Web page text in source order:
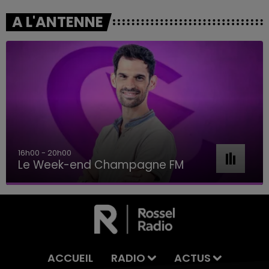
A L'ANTENNE
16h00 - 20h00
Le Week-end Champagne FM
ACCUEIL RADIO ACTUS